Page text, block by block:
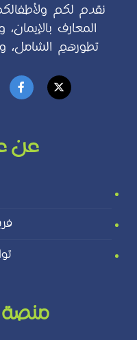
نقدم لكم
المعارف
تطورهمِ الشامل،
عن
منصة